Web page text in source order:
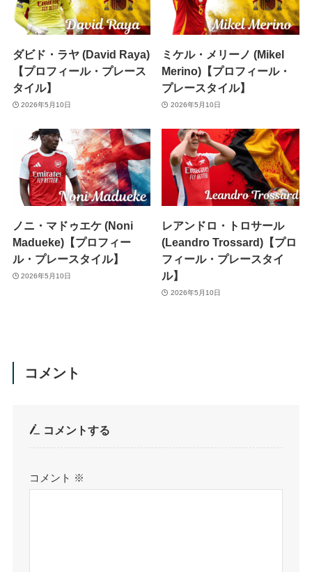
ダビド・ラヤ (David Raya)
【プロフィール・プレース
タイル】
2026年5月10日
ミケル・メリーノ (Mikel
Merino)【プロフィール・
プレースタイル】
2026年5月10日
ノニ・マドゥエケ (Noni
Madueke)【プロフィー
ル・プレースタイル】
2026年5月10日
レアンドロ・トロサール
(Leandro Trossard)【プロ
フィール・プレースタイ
ル】
2026年5月10日
コメント
コメントする
コメント ※